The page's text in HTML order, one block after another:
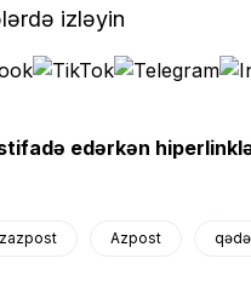
izləyin
edərkən hiperlinklə
Azpost